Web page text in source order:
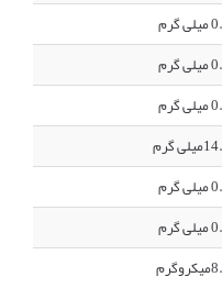
گرم